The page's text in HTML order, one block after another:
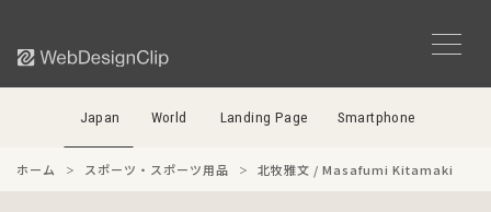
Japan World Landing Page Smartphone
ホーム スポーツ・スポーツ用品 北牧雅文 / Masafumi Kitamaki